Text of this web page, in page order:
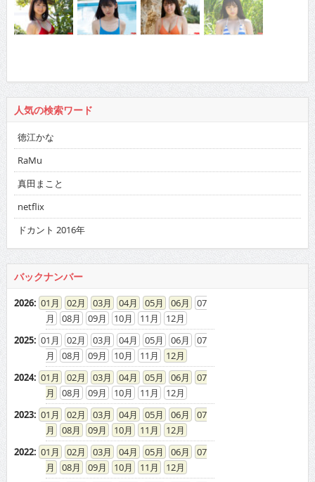
人気の検索ワード
徳江かな
RaMu
真田まこと
netflix
ドカント 2016年
バックナンバー
2026: 01 02 03 04 05 06
07
08
09 10 11
12
2025: 01 02 03 04 05 06
07
08
09 10 11
12
2024: 01 02 03 04 05 06
07
08
09 10 11
12
2023: 01 02 03 04 05 06
07
08
09 10 11
12
2022: 01 02 03 04 05 06
07
08
09 10 11
12